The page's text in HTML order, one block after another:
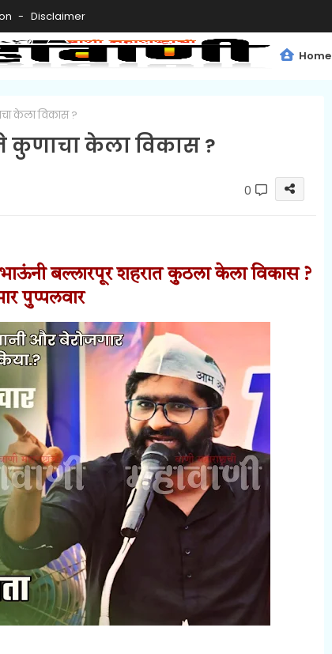
Disclaimer
Home
केला विकास ?
कुणाचा केला विकास ?
0
बल्लारपूर शहरात कुठला केला विकास ?
पुप्पलवार